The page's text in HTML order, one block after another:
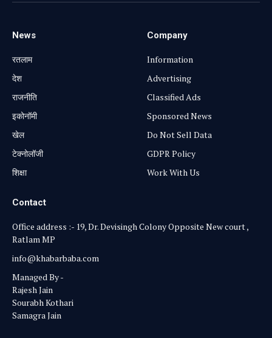
News
रतलाम
⁠देश
राजनीति
⁠इकोनॉमी
खेल
टेक्नोलॉजी
शिक्षा
Company
Information
Advertising
Classified Ads
Sponsored News
Do Not Sell Data
GDPR Policy
Work With Us
Contact
Office address :- 19, Dr. Devisingh Colony Opposite New court ,
Ratlam MP
info@khabarbaba.com
Managed By -
Rajesh Jain
Sourabh Kothari
Samagra Jain